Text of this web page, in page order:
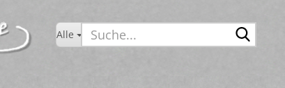
Alle